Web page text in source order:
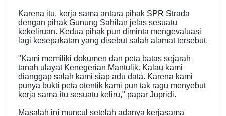
Karena itu, kerja sama antara pihak SPR Strada
dengan pihak Gunung Sahilan jelas sesuatu
kekeliruan. Kedua pihak pun diminta mengevaluasi
lagi kesepakatan yang disebut salah alamat tersebut.
"Kami memiliki dokumen dan peta batas sejarah
tanah ulayat Kenegerian Mantulik. Kalau kami
dianggap salah kami siap adu data. Karena kami
punya bukti peta otentik kami pun tak ragu menyebut
kerja sama itu sesuatu keliru," papar Jupridi.
Masalah ini muncul setelah adanya kerjasama